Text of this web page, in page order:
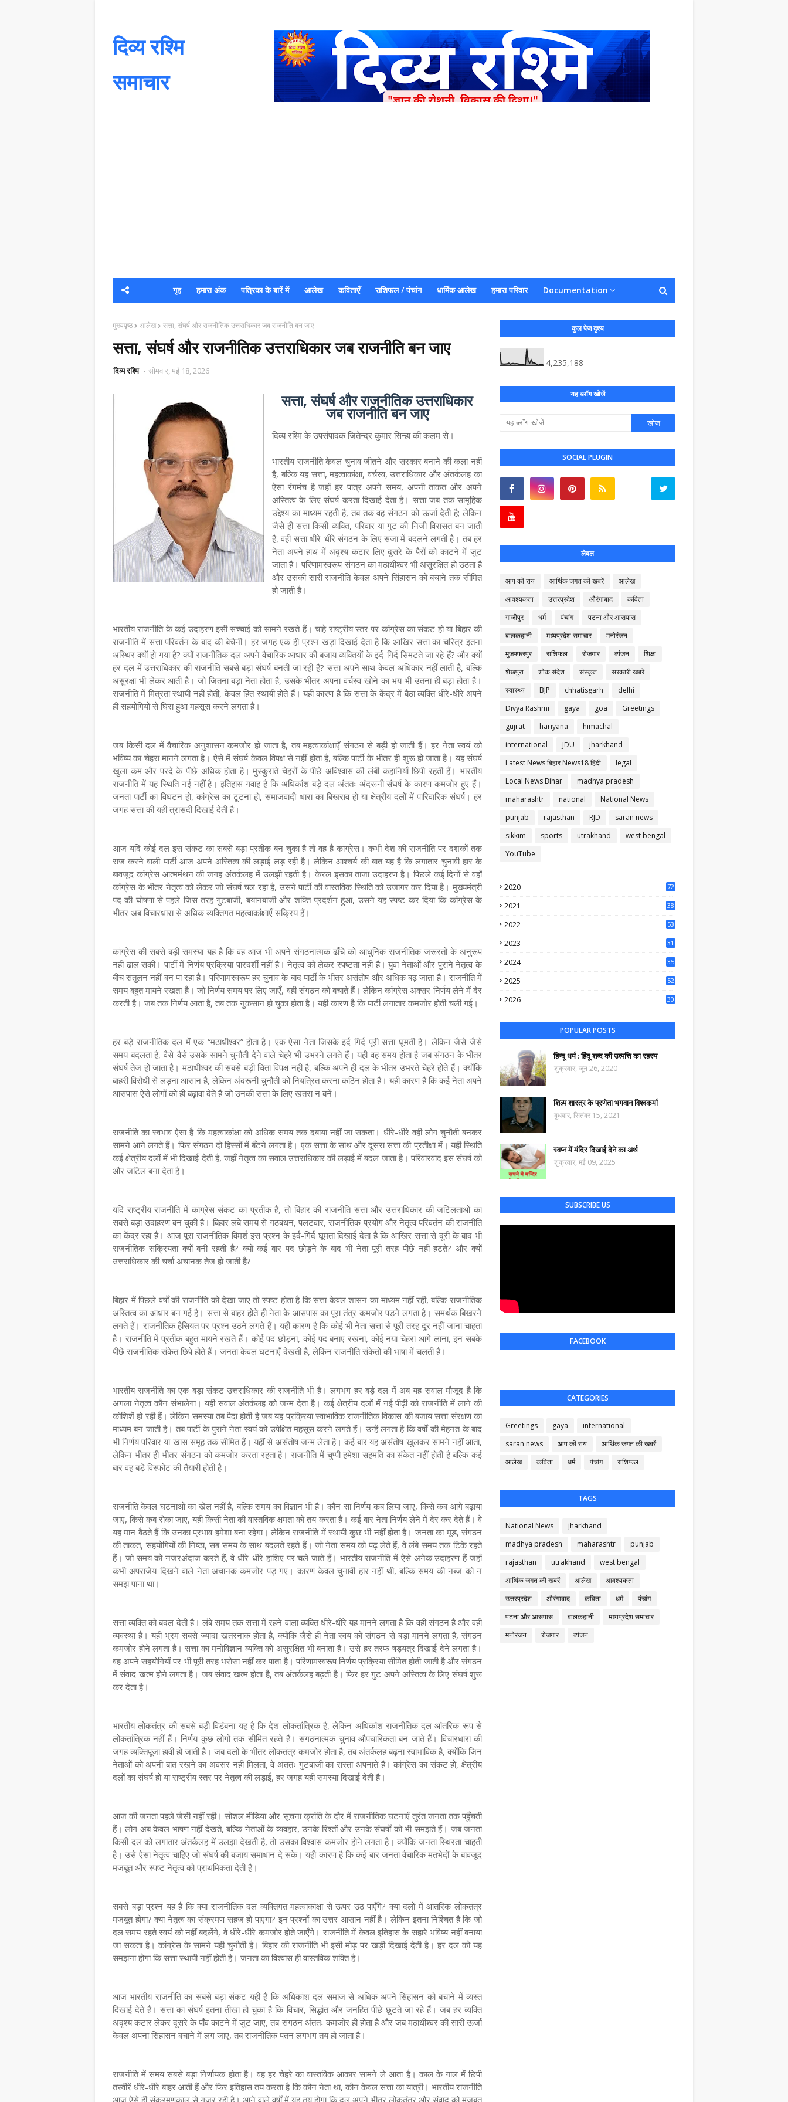
दिव्य रश्मि
समाचार
गृह हमारा अंक पत्रिका के बारें में आलेख कविताएँ राशिफल / पंचांग धार्मिक आलेख हमारा परिवार Documentation
मुख्यपृष्ठ आलेख सत्ता, संघर्ष और राजनीतिक उत्तराधिकार जब राजनीति बन जाए
सत्ता, संघर्ष और राजनीतिक उत्तराधिकार जब राजनीति बन जाए
दिव्य रश्मि सोमवार, मई 18, 2026
सत्ता, संघर्ष और राजनीतिक उत्तराधिकार
जब राजनीति बन जाए
दिव्य रश्मि के उपसंपादक जितेन्द्र कुमार सिन्हा की कलम से।
भारतीय राजनीति केवल चुनाव जीतने और सरकार बनाने की कला नहीं
है, बल्कि यह सत्ता, महत्वाकांक्षा, वर्चस्व, उत्तराधिकार और अंतर्कलह का
ऐसा रंगमंच है जहाँ हर पात्र अपने समय, अपनी ताकत और अपने
अस्तित्व के लिए संघर्ष करता दिखाई देता है। सत्ता जब तक सामूहिक
उद्देश्य का माध्यम रहती है, तब तक वह संगठन को ऊर्जा देती है; लेकिन
जैसे ही सत्ता किसी व्यक्ति, परिवार या गुट की निजी विरासत बन जाती
है, वही सत्ता धीरे-धीरे संगठन के लिए सजा में बदलने लगती है। तब हर
नेता अपने हाथ में अदृश्य कटार लिए दूसरे के पैरों को काटने में जुट
जाता है। परिणामस्वरूप संगठन का मठाधीश्वर भी असुरक्षित हो उठता है
और उसकी सारी राजनीति केवल अपने सिंहासन को बचाने तक सीमित
हो जाती है।
भारतीय राजनीति के कई उदाहरण इसी सच्चाई को सामने रखते हैं। चाहे राष्ट्रीय स्तर पर कांग्रेस का संकट हो या बिहार की
राजनीति में सत्ता परिवर्तन के बाद की बेचैनी। हर जगह एक ही प्रश्न खड़ा दिखाई देता है कि आखिर सत्ता का चरित्र इतना
अस्थिर क्यों हो गया है? क्यों राजनीतिक दल अपने वैचारिक आधार की बजाय व्यक्तियों के इर्द-गिर्द सिमटते जा रहे हैं? और क्यों
हर दल में उत्तराधिकार की राजनीति सबसे बड़ा संघर्ष बनती जा रही है? सत्ता अपने साथ केवल अधिकार नहीं लाती है, बल्कि
असुरक्षा भी लेकर आती है। जो जितना बड़ा नेता होता है, उसके भीतर अपना वर्चस्व खोने का भय भी उतना ही बड़ा होता है।
राजनीति में मित्रता स्थायी नहीं होती, केवल हित स्थायी होते हैं। यही कारण है कि सत्ता के केंद्र में बैठा व्यक्ति धीरे-धीरे अपने
ही सहयोगियों से घिरा हुआ महसूस करने लगता है।
जब किसी दल में वैचारिक अनुशासन कमजोर हो जाता है, तब महत्वाकांक्षाएँ संगठन से बड़ी हो जाती हैं। हर नेता स्वयं को
भविष्य का चेहरा मानने लगता है। ऐसे में संघर्ष केवल विपक्ष से नहीं होता है, बल्कि पार्टी के भीतर ही शुरू हो जाता है। यह संघर्ष
खुला कम और परदे के पीछे अधिक होता है। मुस्कुराते चेहरों के पीछे अविश्वास की लंबी कहानियाँ छिपी रहती हैं। भारतीय
राजनीति में यह स्थिति नई नहीं है। इतिहास गवाह है कि अधिकांश बड़े दल अंततः अंदरूनी संघर्ष के कारण कमजोर हुए हैं।
जनता पार्टी का विघटन हो, कांग्रेस का टूटना हो, समाजवादी धारा का बिखराव हो या क्षेत्रीय दलों में पारिवारिक संघर्ष। हर
जगह सत्ता की यही त्रासदी दिखाई देती है।
आज यदि कोई दल इस संकट का सबसे बड़ा प्रतीक बन चुका है तो वह है कांग्रेस। कभी देश की राजनीति पर दशकों तक
राज करने वाली पार्टी आज अपने अस्तित्व की लड़ाई लड़ रही है। लेकिन आश्चर्य की बात यह है कि लगातार चुनावी हार के
बावजूद कांग्रेस आत्ममंथन की जगह अंतर्कलह में उलझी रहती है। केरल इसका ताजा उदाहरण है। पिछले कई दिनों से वहाँ
कांग्रेस के भीतर नेतृत्व को लेकर जो संघर्ष चल रहा है, उसने पार्टी की वास्तविक स्थिति को उजागर कर दिया है। मुख्यमंत्री
पद की घोषणा से पहले जिस तरह गुटबाजी, बयानबाजी और शक्ति प्रदर्शन हुआ, उसने यह स्पष्ट कर दिया कि कांग्रेस के
भीतर अब विचारधारा से अधिक व्यक्तिगत महत्वाकांक्षाएँ सक्रिय हैं।
कांग्रेस की सबसे बड़ी समस्या यह है कि वह आज भी अपने संगठनात्मक ढाँचे को आधुनिक राजनीतिक जरूरतों के अनुरूप
नहीं ढाल सकी। पार्टी में निर्णय प्रक्रिया पारदर्शी नहीं है। नेतृत्व को लेकर स्पष्टता नहीं है। युवा नेताओं और पुराने नेतृत्व के
बीच संतुलन नहीं बन पा रहा है। परिणामस्वरूप हर चुनाव के बाद पार्टी के भीतर असंतोष और अधिक बढ़ जाता है। राजनीति में
समय बहुत मायने रखता है। जो निर्णय समय पर लिए जाएँ, वही संगठन को बचाते हैं। लेकिन कांग्रेस अक्सर निर्णय लेने में देर
करती है। जब तक निर्णय आता है, तब तक नुकसान हो चुका होता है। यही कारण है कि पार्टी लगातार कमजोर होती चली गई।
हर बड़े राजनीतिक दल में एक “मठाधीश्वर” होता है। एक ऐसा नेता जिसके इर्द-गिर्द पूरी सत्ता घूमती है। लेकिन जैसे-जैसे
समय बदलता है, वैसे-वैसे उसके सामने चुनौती देने वाले चेहरे भी उभरने लगते हैं। यही वह समय होता है जब संगठन के भीतर
संघर्ष तेज हो जाता है। मठाधीश्वर की सबसे बड़ी चिंता विपक्ष नहीं है, बल्कि अपने ही दल के भीतर उभरते चेहरे होते हैं। क्योंकि
बाहरी विरोधी से लड़ना आसान है, लेकिन अंदरूनी चुनौती को नियंत्रित करना कठिन होता है। यही कारण है कि कई नेता अपने
आसपास ऐसे लोगों को ही बढ़ावा देते हैं जो उनकी सत्ता के लिए खतरा न बनें।
राजनीति का स्वभाव ऐसा है कि महत्वाकांक्षा को अधिक समय तक दबाया नहीं जा सकता। धीरे-धीरे वही लोग चुनौती बनकर
सामने आने लगते हैं। फिर संगठन दो हिस्सों में बँटने लगता है। एक सत्ता के साथ और दूसरा सत्ता की प्रतीक्षा में। यही स्थिति
कई क्षेत्रीय दलों में भी दिखाई देती है, जहाँ नेतृत्व का सवाल उत्तराधिकार की लड़ाई में बदल जाता है। परिवारवाद इस संघर्ष को
और जटिल बना देता है।
यदि राष्ट्रीय राजनीति में कांग्रेस संकट का प्रतीक है, तो बिहार की राजनीति सत्ता और उत्तराधिकार की जटिलताओं का
सबसे बड़ा उदाहरण बन चुकी है। बिहार लंबे समय से गठबंधन, पलटवार, राजनीतिक प्रयोग और नेतृत्व परिवर्तन की राजनीति
का केंद्र रहा है। आज पूरा राजनीतिक विमर्श इस प्रश्न के इर्द-गिर्द घूमता दिखाई देता है कि आखिर सत्ता से दूरी के बाद भी
राजनीतिक सक्रियता क्यों बनी रहती है? क्यों कई बार पद छोड़ने के बाद भी नेता पूरी तरह पीछे नहीं हटते? और क्यों
उत्तराधिकार की चर्चा अचानक तेज हो जाती है?
बिहार में पिछले वर्षों की राजनीति को देखा जाए तो स्पष्ट होता है कि सत्ता केवल शासन का माध्यम नहीं रही, बल्कि राजनीतिक
अस्तित्व का आधार बन गई है। सत्ता से बाहर होते ही नेता के आसपास का पूरा तंत्र कमजोर पड़ने लगता है। समर्थक बिखरने
लगते हैं। राजनीतिक हैसियत पर प्रश्न उठने लगते हैं। यही कारण है कि कोई भी नेता सत्ता से पूरी तरह दूर नहीं जाना चाहता
है। राजनीति में प्रतीक बहुत मायने रखते हैं। कोई पद छोड़ना, कोई पद बनाए रखना, कोई नया चेहरा आगे लाना, इन सबके
पीछे राजनीतिक संकेत छिपे होते हैं। जनता केवल घटनाएँ देखती है, लेकिन राजनीति संकेतों की भाषा में चलती है।
भारतीय राजनीति का एक बड़ा संकट उत्तराधिकार की राजनीति भी है। लगभग हर बड़े दल में अब यह सवाल मौजूद है कि
अगला नेतृत्व कौन संभालेगा। यही सवाल अंतर्कलह को जन्म देता है। कई क्षेत्रीय दलों में नई पीढ़ी को राजनीति में लाने की
कोशिशें हो रही हैं। लेकिन समस्या तब पैदा होती है जब यह प्रक्रिया स्वाभाविक राजनीतिक विकास की बजाय सत्ता संरक्षण का
माध्यम बन जाती है। तब पार्टी के पुराने नेता स्वयं को उपेक्षित महसूस करने लगते हैं। उन्हें लगता है कि वर्षों की मेहनत के बाद
भी निर्णय परिवार या खास समूह तक सीमित हैं। यहीं से असंतोष जन्म लेता है। कई बार यह असंतोष खुलकर सामने नहीं आता,
लेकिन भीतर ही भीतर संगठन को कमजोर करता रहता है। राजनीति में चुप्पी हमेशा सहमति का संकेत नहीं होती है बल्कि कई
बार वह बड़े विस्फोट की तैयारी होती है।
राजनीति केवल घटनाओं का खेल नहीं है, बल्कि समय का विज्ञान भी है। कौन सा निर्णय कब लिया जाए, किसे कब आगे बढ़ाया
जाए, किसे कब रोका जाए, यही किसी नेता की वास्तविक क्षमता को तय करता है। कई बार नेता निर्णय लेने में देर कर देते हैं। वे
यह मान बैठते हैं कि उनका प्रभाव हमेशा बना रहेगा। लेकिन राजनीति में स्थायी कुछ भी नहीं होता है। जनता का मूड, संगठन
की ताकत, सहयोगियों की निष्ठा, सब समय के साथ बदलते रहते हैं। जो नेता समय को पढ़ लेते हैं, वे लंबे समय तक टिके रहते
हैं। जो समय को नजरअंदाज करते हैं, वे धीरे-धीरे हाशिए पर चले जाते हैं। भारतीय राजनीति में ऐसे अनेक उदाहरण हैं जहाँ
कभी अपराजेय दिखने वाले नेता अचानक कमजोर पड़ गए। कारण केवल चुनावी हार नहीं थी, बल्कि समय की नब्ज को न
समझ पाना था।
सत्ता व्यक्ति को बदल देती है। लंबे समय तक सत्ता में रहने वाला व्यक्ति धीरे-धीरे यह मानने लगता है कि वही संगठन है और वही
व्यवस्था है। यही भ्रम सबसे ज्यादा खतरनाक होता है, क्योंकि जैसे ही नेता स्वयं को संगठन से बड़ा मानने लगता है, संगठन
कमजोर होने लगता है। सत्ता का मनोविज्ञान व्यक्ति को असुरक्षित भी बनाता है। उसे हर तरफ षड्यंत्र दिखाई देने लगता है।
वह अपने सहयोगियों पर भी पूरी तरह भरोसा नहीं कर पाता है। परिणामस्वरूप निर्णय प्रक्रिया सीमित होती जाती है और संगठन
में संवाद खत्म होने लगता है। जब संवाद खत्म होता है, तब अंतर्कलह बढ़ती है। फिर हर गुट अपने अस्तित्व के लिए संघर्ष शुरू
कर देता है।
भारतीय लोकतंत्र की सबसे बड़ी विडंबना यह है कि देश लोकतांत्रिक है, लेकिन अधिकांश राजनीतिक दल आंतरिक रूप से
लोकतांत्रिक नहीं हैं। निर्णय कुछ लोगों तक सीमित रहते हैं। संगठनात्मक चुनाव औपचारिकता बन जाते हैं। विचारधारा की
जगह व्यक्तिपूजा हावी हो जाती है। जब दलों के भीतर लोकतंत्र कमजोर होता है, तब अंतर्कलह बढ़ना स्वाभाविक है, क्योंकि जिन
नेताओं को अपनी बात रखने का अवसर नहीं मिलता, वे अंततः गुटबाजी का रास्ता अपनाते हैं। कांग्रेस का संकट हो, क्षेत्रीय
दलों का संघर्ष हो या राष्ट्रीय स्तर पर नेतृत्व की लड़ाई, हर जगह यही समस्या दिखाई देती है।
आज की जनता पहले जैसी नहीं रही। सोशल मीडिया और सूचना क्रांति के दौर में राजनीतिक घटनाएँ तुरंत जनता तक पहुँचती
हैं। लोग अब केवल भाषण नहीं देखते, बल्कि नेताओं के व्यवहार, उनके रिश्तों और उनके संघर्षों को भी समझते हैं। जब जनता
किसी दल को लगातार अंतर्कलह में उलझा देखती है, तो उसका विश्वास कमजोर होने लगता है। क्योंकि जनता स्थिरता चाहती
है। उसे ऐसा नेतृत्व चाहिए जो संघर्ष की बजाय समाधान दे सके। यही कारण है कि कई बार जनता वैचारिक मतभेदों के बावजूद
मजबूत और स्पष्ट नेतृत्व को प्राथमिकता देती है।
सबसे बड़ा प्रश्न यह है कि क्या राजनीतिक दल व्यक्तिगत महत्वाकांक्षा से ऊपर उठ पाएँगे? क्या दलों में आंतरिक लोकतंत्र
मजबूत होगा? क्या नेतृत्व का संक्रमण सहज हो पाएगा? इन प्रश्नों का उत्तर आसान नहीं है। लेकिन इतना निश्चित है कि जो
दल समय रहते स्वयं को नहीं बदलेंगे, वे धीरे-धीरे कमजोर होते जाएँगे। राजनीति में केवल इतिहास के सहारे भविष्य नहीं बनाया
जा सकता है। कांग्रेस के सामने यही चुनौती है। बिहार की राजनीति भी इसी मोड़ पर खड़ी दिखाई देती है। हर दल को यह
समझना होगा कि सत्ता स्थायी नहीं होती है। जनता का विश्वास ही वास्तविक शक्ति है।
आज भारतीय राजनीति का सबसे बड़ा संकट यही है कि अधिकांश दल समाज से अधिक अपने सिंहासन को बचाने में व्यस्त
दिखाई देते हैं। सत्ता का संघर्ष इतना तीखा हो चुका है कि विचार, सिद्धांत और जनहित पीछे छूटते जा रहे हैं। जब हर व्यक्ति
अदृश्य कटार लेकर दूसरे के पाँव काटने में जुट जाए, तब संगठन अंततः कमजोर ही होता है और जब मठाधीश्वर की सारी ऊर्जा
केवल अपना सिंहासन बचाने में लग जाए, तब राजनीतिक पतन लगभग तय हो जाता है।
राजनीति में समय सबसे बड़ा निर्णायक होता है। वह हर चेहरे का वास्तविक आकार सामने ले आता है। काल के गाल में छिपी
तस्वीरें धीरे-धीरे बाहर आती हैं और फिर इतिहास तय करता है कि कौन नेता था, कौन केवल सत्ता का यात्री। भारतीय राजनीति
आज ऐसे ही संक्रमणकाल से गुजर रही है। आने वाले वर्षों में यह तय होगा कि दल अपने भीतर लोकतंत्र और संवाद को मजबूत
कुल पेज दृश्य
4,235,188
यह ब्लॉग खोजें
SOCIAL PLUGIN
लेबल
आप की राय आर्थिक जगत की खबरें
आलेख
आवश्यकता
उत्तरप्रदेश औरंगाबाद
कविता
गाजीपुर
धर्म पंचांग
पटना और आसपास
बालकहानी
मध्यप्रदेश समाचार
मनोरंजन
मुजफ्फरपुर
राशिफल रोजगार व्यंजन
शिक्षा
शेखपुरा
शोक संदेश संस्कृत
सरकारी खबरें
स्वास्थ्य
BJP chhatisgarh
delhi
Divya Rashmi
gaya goa
Greetings
gujrat
hariyana
himachal
international
JDU
jharkhand
Latest News बिहार News18 हिंदी
legal
Local News Bihar
madhya pradesh
maharashtr
national
National News
punjab
rajasthan RJD
saran news
sikkim
sports utrakhand
west bengal
YouTube
2020
72
2021
38
2022
53
2023
31
2024
35
2025
52
2026
30
POPULAR POSTS
हिन्दू धर्म : हिंदू शब्द की उत्पत्ति का रहस्य
शुक्रवार, जून 26, 2020
शिल्प शास्त्र के प्रणेता भगवान विश्वकर्मा
बुधवार, सितंबर 15, 2021
स्वप्न में मंदिर दिखाई देने का अर्थ
शुक्रवार, मई 09, 2025
SUBSCRIBE US
FACEBOOK
CATEGORIES
Greetings gaya
international
saran news
आप की राय
आर्थिक जगत की खबरें
आलेख
कविता धर्म पंचांग राशिफल
TAGS
National News
jharkhand
madhya pradesh
maharashtr
punjab
rajasthan
utrakhand
west bengal
आर्थिक जगत की खबरें
आलेख
आवश्यकता
उत्तरप्रदेश
औरंगाबाद कविता धर्म
पंचांग
पटना और आसपास
बालकहानी
मध्यप्रदेश समाचार
मनोरंजन
रोजगार व्यंजन